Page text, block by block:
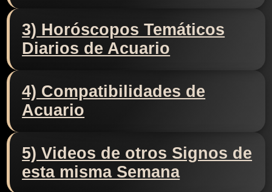
3) Horóscopos Temáticos
Diarios de Acuario
4) Compatibilidades de
Acuario
5) Videos de otros Signos de
esta misma Semana